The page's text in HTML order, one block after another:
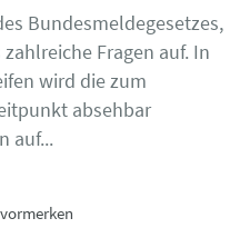
Bundesmeldegesetzes,
Fragen auf. In
wird die zum
absehbar
auf...